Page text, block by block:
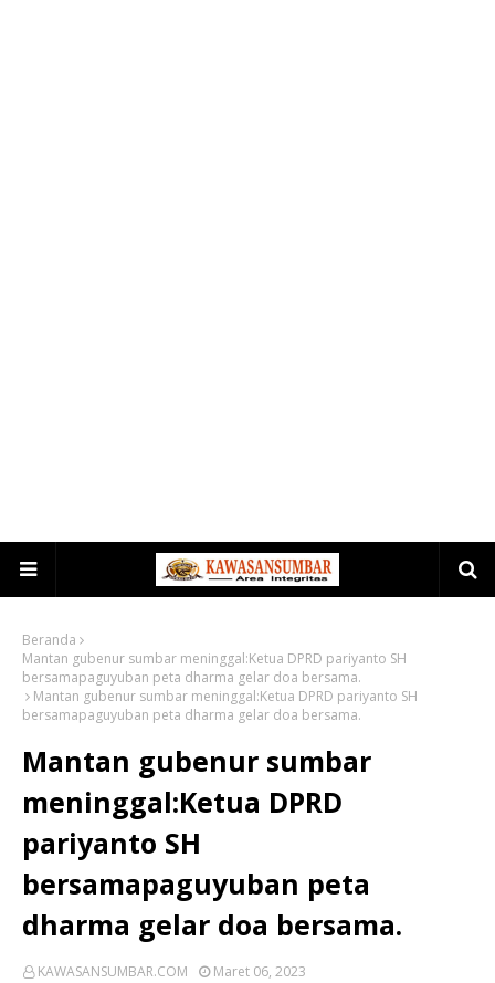
Beranda
Mantan gubenur sumbar meninggal:Ketua DPRD pariyanto SH
bersamapaguyuban peta dharma gelar doa bersama.
Mantan gubenur sumbar meninggal:Ketua DPRD pariyanto SH
bersamapaguyuban peta dharma gelar doa bersama.
Mantan gubenur sumbar
meninggal:Ketua DPRD
pariyanto SH
bersamapaguyuban peta
dharma gelar doa bersama.
KAWASANSUMBAR.COM Maret 06, 2023